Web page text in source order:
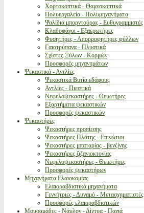
Χορτοκοπτικά - Θαμνοκοπτικά
Πολυεργαλεία - Πολυμηχανήματα
Ψαλίδια μπορντούρας - Ευθυγραμμιστές
Κλαδοφάγοι - Εξαερωτήρες
Φυσητήρες - Απορροφητήρες φύλλων
Γαιοτρύπανα - Πλυστικά
Σχίστες Ξύλων - Κορμών
Προσφορές μηχανημάτων
Ψεκαστικά - Αντλίες
Ψεκαστικά Βυτία εδάφους
Αντλίες - Πιεστικά
Νεφελοψεκαστήρες - Θειωτήρες
Εξαρτήματα ψεκαστικών
Προσφορές ψεκαστικών
Ψεκαστήρες
Ψεκαστήρες προπίεσης
Ψεκαστήρες Πλάτης - Επινώτιοι
Ψεκαστήρες μπαταρίας - βενζίνης
Ψεκαστήρες ζιζανιοκτονίας
Νεφελοψεκαστήρες - Θειωτήρες
Προσφορές ψεκαστήρων
Μηχανήματα Ελαιοκομίας
Ελαιοραβδιστικά μηχανήματα
Γεννήτριες - Δυναμό - Μετασχηματιστές
Προσφορές ελαιοραβδιστικών
Μουσαμάδες - Νάυλον - Δίχτυα - Πανιά